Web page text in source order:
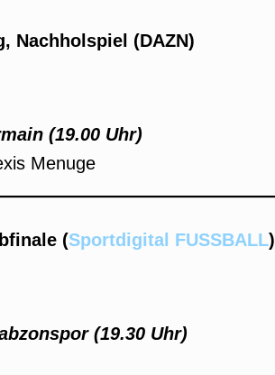
Nachholspiel (DAZN)
(19.00 Uhr)
Menuge
(Sportdigital FUSSBALL)
(19.30 Uhr)